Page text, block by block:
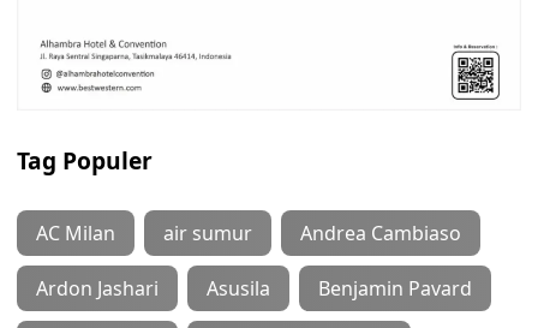
Tag Populer
AC Milan air sumur Andrea Cambiaso
Ardon Jashari Asusila Benjamin Pavard